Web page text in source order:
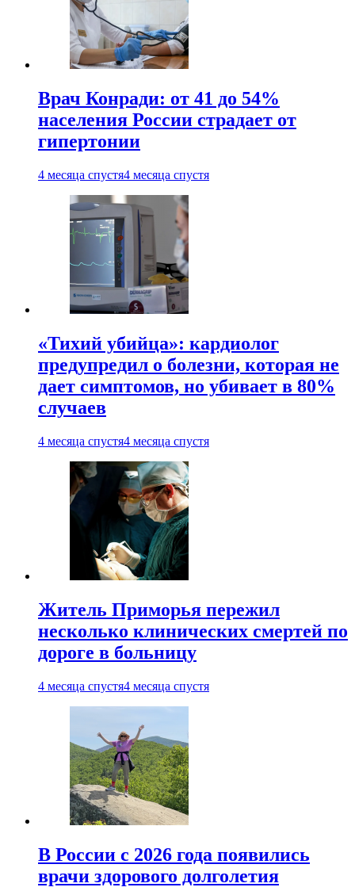
Врач Конради: от 41 до 54%
населения России страдает от
гипертонии
4 месяца спустя4 месяца спустя
«Тихий убийца»: кардиолог
предупредил о болезни, которая не
дает симптомов, но убивает в 80%
случаев
4 месяца спустя4 месяца спустя
Житель Приморья пережил
несколько клинических смертей по
дороге в больницу
4 месяца спустя4 месяца спустя
В России с 2026 года появились
врачи здорового долголетия